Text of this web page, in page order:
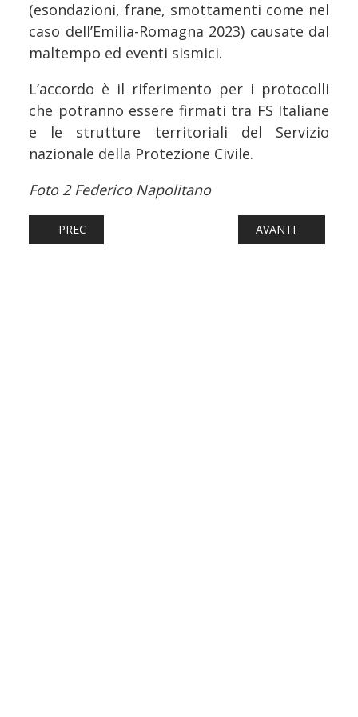
(esondazioni, frane, smottamenti come nel
caso dell’Emilia-Romagna 2023) causate dal
maltempo ed eventi sismici.
L’accordo è il riferimento per i protocolli
che potranno essere firmati tra FS Italiane
e le strutture territoriali del Servizio
nazionale della Protezione Civile.
Foto 2 Federico Napolitano
ARTICOLO PRECEDENTE: FERROVIE: PROCEDONO I
PREC ARTICOLO
AVANTI